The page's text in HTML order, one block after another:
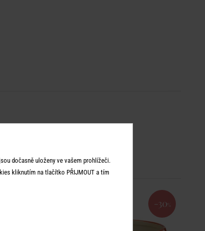
-30 %
dočasně uloženy ve vašem prohlížeči.
kliknutím na tlačítko PŘIJMOUT a tím